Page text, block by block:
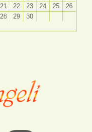
21 22 23 24 25
26
28 29 30